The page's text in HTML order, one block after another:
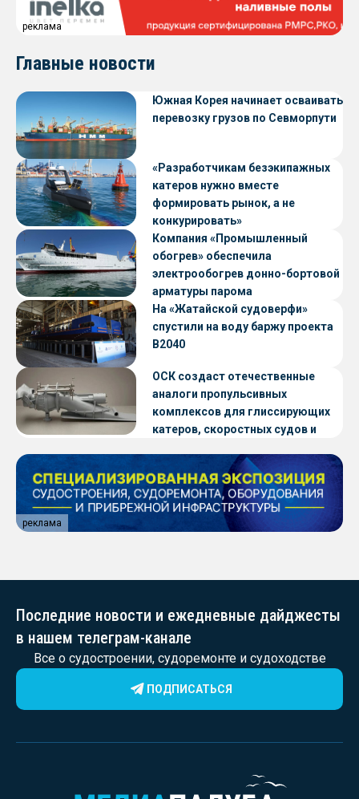
реклама
Главные новости
Южная Корея начинает осваивать
перевозку грузов по Севморпути
«Разработчикам безэкипажных
катеров нужно вместе
формировать рынок, а не
конкурировать»
Компания «Промышленный
обогрев» обеспечила
электрообогрев донно-бортовой
арматуры парома
«Петропавловск» проекта CNF22
На «Жатайской судоверфи»
спустили на воду баржу проекта
В2040
ОСК создаст отечественные
аналоги пропульсивных
комплексов для глиссирующих
катеров, скоростных судов и
реклама
Последние новости и ежедневные дайджесты
в нашем телеграм-канале
Все о судостроении, судоремонте и судоходстве
ПОДПИСАТЬСЯ